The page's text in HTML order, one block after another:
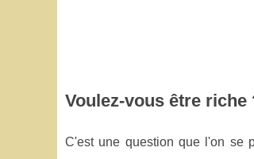
Voulez-vous être riche
C'est une question que l'on se